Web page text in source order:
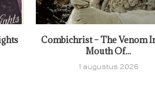
Combichrist – The Venom
Mouth Of...
1 augustus 2026